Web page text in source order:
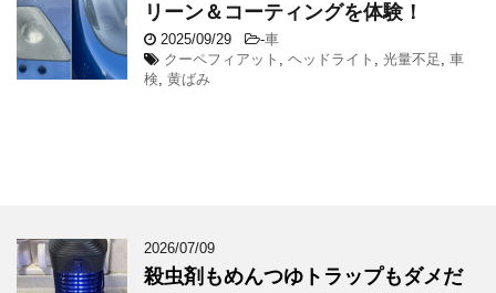
リーン＆コーティングを体験！
2025/09/29 -車
クーペフィアット , ヘッドライト , 光量不足 , 車
検, 黄ばみ
2026/07/09
殺虫剤もめんつゆトラップもダメだ